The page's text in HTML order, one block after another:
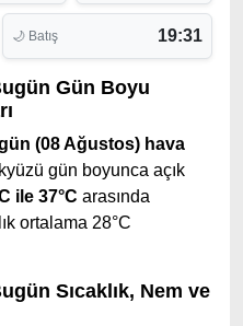
🌙 Batış 19:31
Gün Boyu
(08 Ağustos) hava
gün boyunca açık
ile 37°C arasında
ortalama 28°C
Sıcaklık, Nem ve